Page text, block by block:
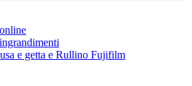
e getta e Rullino Fujifilm